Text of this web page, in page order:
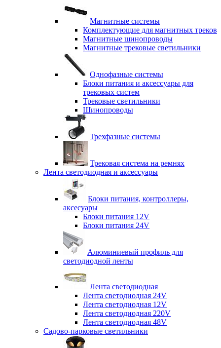
Магнитные системы
Комплектующие для магнитных треков
Магнитные шинопроводы
Магнитные трековые светильники
Однофазные системы
Блоки питания и аксессуары для
трековых систем
Трековые светильники
Шинопроводы
Трехфазные системы
Трековая система на ремнях
Лента светодиодная и аксессуары
Блоки питания, контроллеры,
аксесуары
Блоки питания 12V
Блоки питания 24V
Алюминиевый профиль для
светодиодной ленты
Лента светодиодная
Лента светодиодная 24V
Лента светодиодная 12V
Лента светодиодная 220V
Лента светодиодная 48V
Садово-парковые светильники